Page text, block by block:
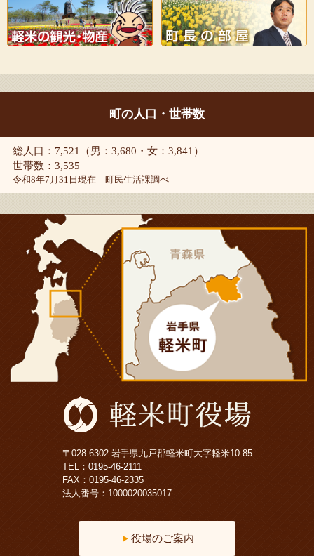
町の人口・世帯数
総人口：7,521（男：3,680・女：3,841）
世帯数：3,535
令和8年7月31日現在 町民生活課調べ
〒028-6302 岩手県九戸郡軽米町大字軽米10-85
TEL： 0195-46-2111
FAX：0195-46-2335
法人番号：1000020035017
役場のご案内